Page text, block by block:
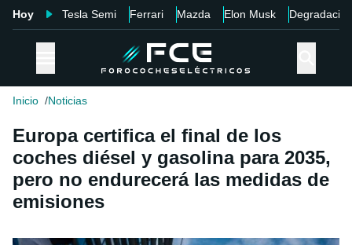
Hoy Tesla Semi Ferrari Mazda Elon Musk Degradación
Inicio Noticias
Europa certifica el final de los
coches diésel y gasolina para 2035,
pero no endurecerá las medidas de
emisiones